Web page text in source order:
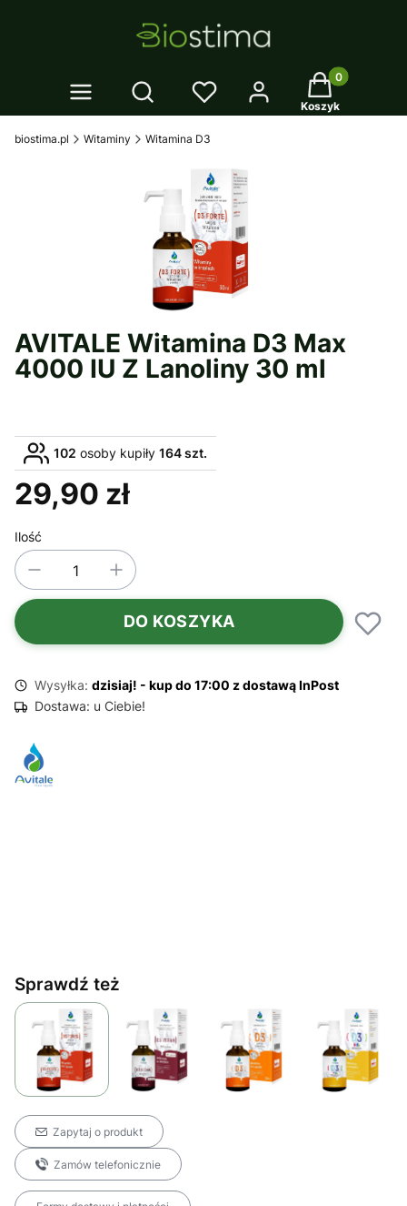
Otwórz wyszukiwarkę Twój koszyk:
Koszyk
biostima.pl Witaminy Witamina D3
AVITALE Witamina D3 Max
4000 IU Z Lanoliny 30 ml
102 osoby kupiły 164 szt.
Cena
29,90 zł
Ilość
DO KOSZYKA
Wysyłka: dzisiaj! - kup do 17:00 z dostawą InPost
Dostawa: u Ciebie!
Sprawdź też
Zapytaj o produkt
Zamów telefonicznie